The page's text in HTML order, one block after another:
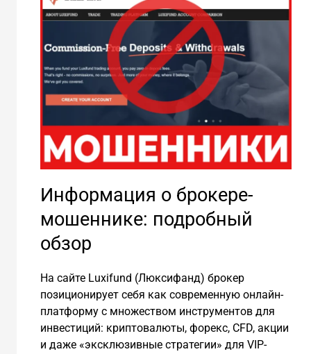
Информация о брокере-
мошеннике: подробный
обзор
На сайте Luxifund (Люксифанд) брокер
позиционирует себя как современную онлайн-
платформу с множеством инструментов для
инвестиций: криптовалюты, форекс, CFD, акции
и даже «эксклюзивные стратегии» для VIP-